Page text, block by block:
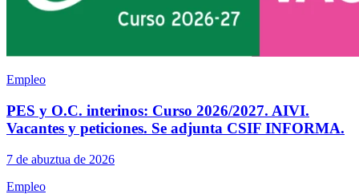
Empleo
PES y O.C. interinos: Curso 2026/2027. AIVI.
Vacantes y peticiones. Se adjunta CSIF INFORMA.
7 de abuztua de 2026
Empleo